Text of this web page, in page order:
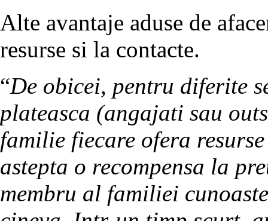
Alte avantaje aduse de
resurse si la contacte.
“De obicei, pentru diferite
plateasca (angajati sau
familie fiecare ofera
astepta o recompensa la
membru al familiei